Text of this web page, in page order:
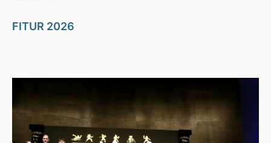
FITUR 2026